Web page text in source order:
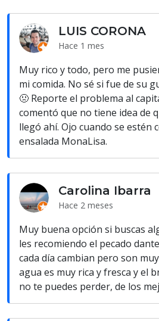
LUIS CORONA
Hace 1 mes
Muy rico y todo, pero me
mi comida. No sé si fue de su
🤢 Reporte el problema al
comentó que no tiene idea de
llegó ahí. Ojo cuando se estén
ensalada MonaLisa.
Carolina Ibarra
Hace 2 meses
Muy buena opción si buscas
les recomiendo el pecado
cada día cambian pero son
agua es muy rica y fresca y el
no te puedes perder, de los